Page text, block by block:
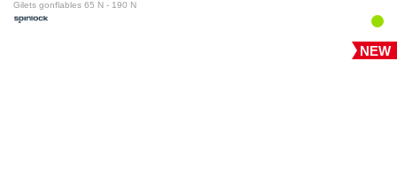
Gilets gonflables 65 N - 190 N
NEW